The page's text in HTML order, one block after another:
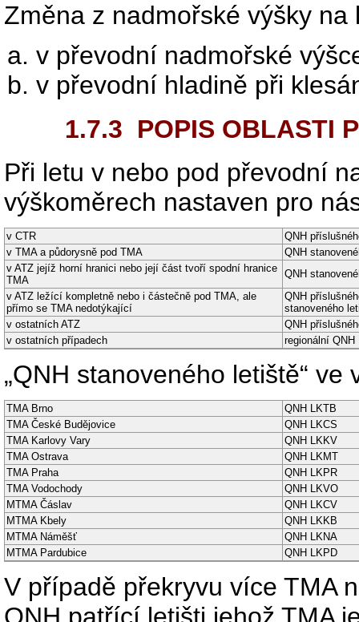
Změna z nadmořské výšky
v převodní nadmořské
v převodní hladině při
1.7.3 POPIS OBLASTI
Při letu v nebo pod převodní
výškoměrech nastaven pro
v CTR
QNH
v TMA a půdorysně pod TMA
QNH
v ATZ jejíž horní hranici nebo její část tvoří spodní hranice
TMA
QNH
v ATZ ležící kompletně nebo i částečně pod TMA, ale
přímo se TMA nedotýkající
QNH
stanoveného
v ostatních ATZ
QNH
v ostatních případech
regionální QNH
„QNH stanoveného letiště“
TMA Brno QNH LKTB
TMA České Budějovice
QNH LKCS
TMA Karlovy Vary
QNH LKKV
TMA Ostrava
QNH LKMT
TMA Praha
QNH LKPR
TMA Vodochody
QNH LKVO
MTMA Čáslav
QNH LKCV
MTMA Kbely
QNH LKKB
MTMA Náměšť
QNH LKNA
MTMA Pardubice
QNH LKPD
V případě překryvu více TMA